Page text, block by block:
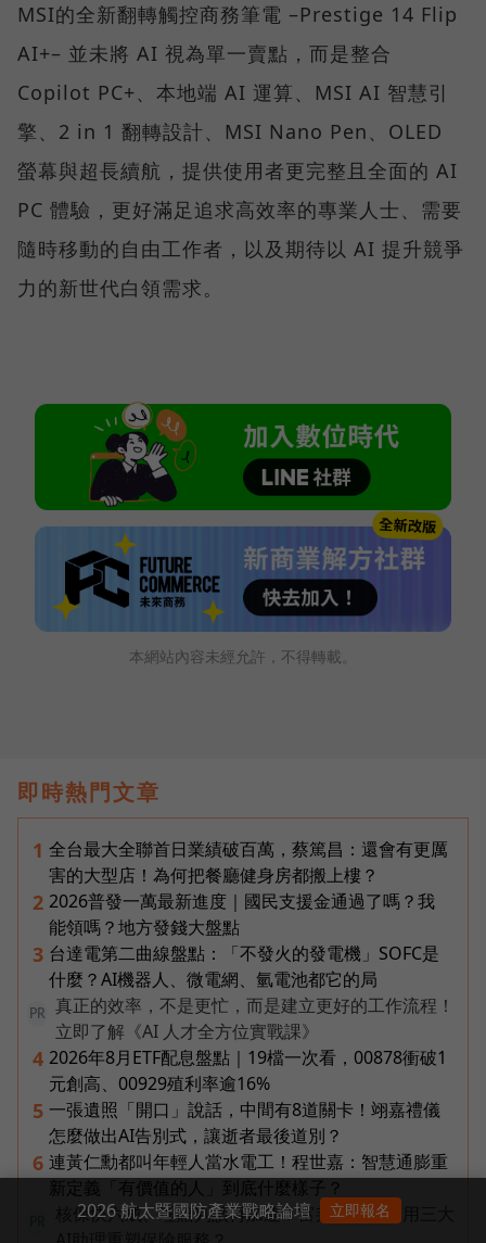
MSI的全新翻轉觸控商務筆電 –Prestige 14 Flip
AI+– 並未將 AI 視為單一賣點，而是整合
Copilot PC+、本地端 AI 運算、MSI AI 智慧引
擎、2 in 1 翻轉設計、MSI Nano Pen、OLED
螢幕與超長續航，提供使用者更完整且全面的 AI
PC 體驗，更好滿足追求高效率的專業人士、需要
隨時移動的自由工作者，以及期待以 AI 提升競爭
力的新世代白領需求。
本網站內容未經允許，不得轉載。
即時熱門文章
1 全台最大全聯首日業績破百萬，蔡篤昌：還會有更厲
害的大型店！為何把餐廳健身房都搬上樓？
2 2026普發一萬最新進度｜國民支援金通過了嗎？我
能領嗎？地方發錢大盤點
3 台達電第二曲線盤點：「不發火的發電機」SOFC是
什麼？AI機器人、微電網、氫電池都它的局
PR
真正的效率，不是更忙，而是建立更好的工作流程！
立即了解《AI 人才全方位實戰課》
4 2026年8月ETF配息盤點｜19檔一次看，00878衝破1
元創高、00929殖利率逾16%
5 一張遺照「開口」說話，中間有8道關卡！翊嘉禮儀
怎麼做出AI告別式，讓逝者最後道別？
6 連黃仁勳都叫年輕人當水電工！程世嘉：智慧通膨重
新定義「有價值的人」到底什麼樣子？
核保快六成、理賠判讀再加速！富邦人壽如何用三大
2026 航太暨國防產業戰略論壇 立即報名